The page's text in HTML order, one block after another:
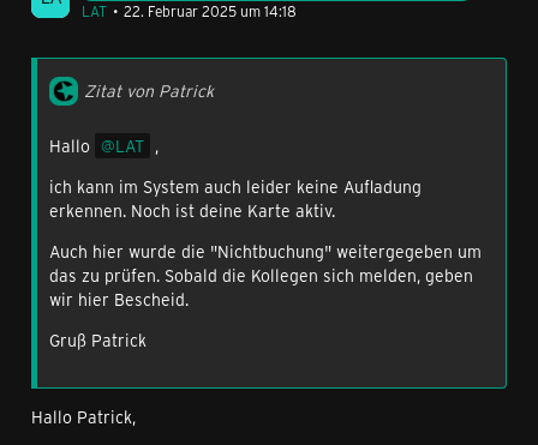
LAT
22. Februar 2025 um 14:18
Zitat von Patrick
Hallo LAT ,
ich kann im System auch leider keine Aufladung
erkennen. Noch ist deine Karte aktiv.
Auch hier wurde die "Nichtbuchung" weitergegeben um
das zu prüfen. Sobald die Kollegen sich melden, geben
wir hier Bescheid.
Gruß Patrick
Hallo Patrick,